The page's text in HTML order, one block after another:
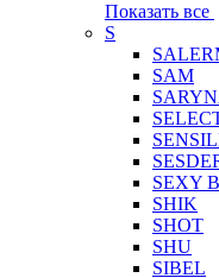
Показать все
S
SAM
SEXY
SHIK
SHOT
SHU
SIBEL